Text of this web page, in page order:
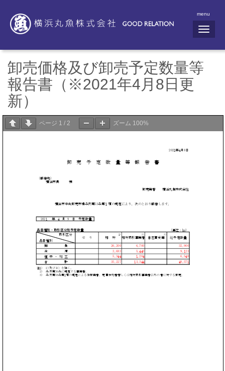
menu
N
a
i
卸売価格及び卸売予定数量等
報告書（※2021年4月8日更
新）
ページ 1 / 2 ズーム 100%